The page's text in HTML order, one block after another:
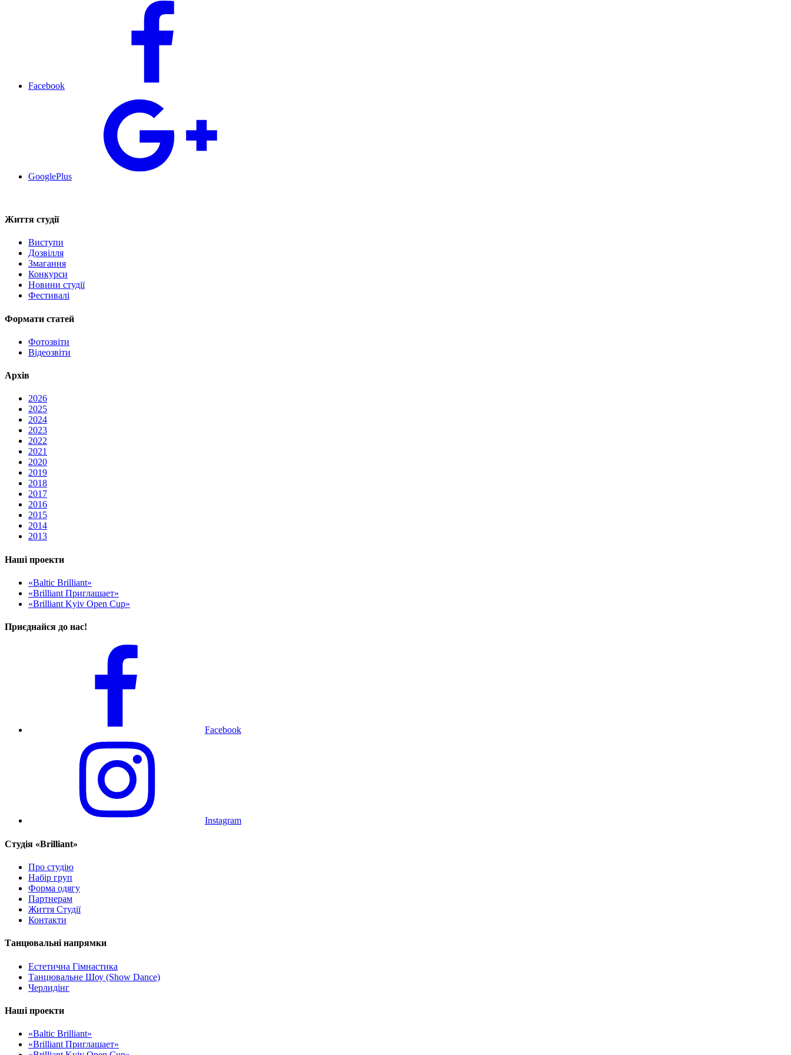
Facebook
GooglePlus
Життя студії
Виступи
Дозвілля
Змагання
Конкурси
Новини студії
Фестивалі
Формати статей
Фотозвіти
Відеозвіти
Архів
2026
2025
2024
2023
2022
2021
2020
2019
2018
2017
2016
2015
2014
2013
Наші проекти
«Baltic Brilliant»
«Brilliant Приглашает»
«Brilliant Kyiv Open Cup»
Приєднайся до нас!
Facebook
Instagram
Cтудія «Brilliant»
Про студію
Набір груп
Форма одягу
Партнерам
Життя Студії
Контакти
Танцювальні напрямки
Естетична Гімнастика
Танцювальне Шоу (Show Dance)
Черлидінг
Наші проекти
«Baltic Brilliant»
«Brilliant Приглашает»